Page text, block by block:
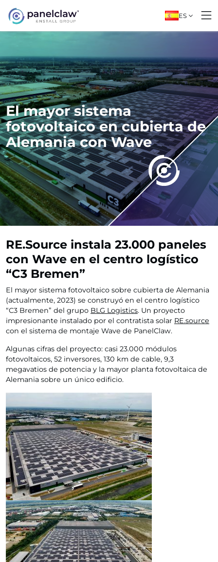
ES
El mayor sistema
fotovoltaico en cubierta de
Alemania con Wave
RE.Source instala 23.000 paneles
con Wave en el centro logístico
“C3 Bremen”
El mayor sistema fotovoltaico sobre cubierta de Alemania
(actualmente, 2023) se construyó en el centro logístico
“C3 Bremen” del grupo BLG Logistics. Un proyecto
impresionante instalado por el contratista solar RE.source
con el sistema de montaje Wave de PanelClaw.
Algunas cifras del proyecto: casi 23.000 módulos
fotovoltaicos, 52 inversores, 130 km de cable, 9,3
megavatios de potencia y la mayor planta fotovoltaica de
Alemania sobre un único edificio.